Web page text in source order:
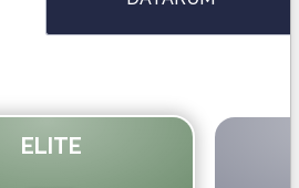
ELITE